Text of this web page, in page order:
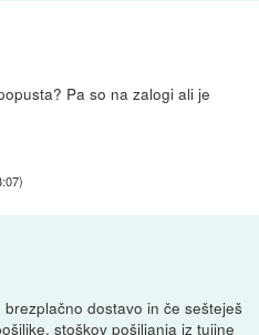
Pa so na zalogi ali je
)
dostavo in če sešteješ
stoškov pošiljanja iz tujine